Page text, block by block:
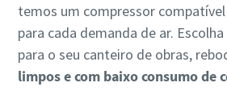
temos um compressor
para cada demanda de ar.
para o seu canteiro de obras,
limpos e com baixo consumo de